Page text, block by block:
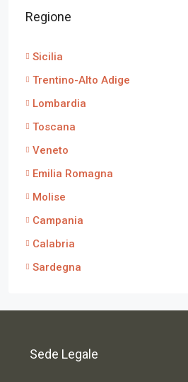
Regione
Sicilia
Trentino-Alto Adige
Lombardia
Toscana
Veneto
Emilia Romagna
Molise
Campania
Calabria
Sardegna
Sede Legale